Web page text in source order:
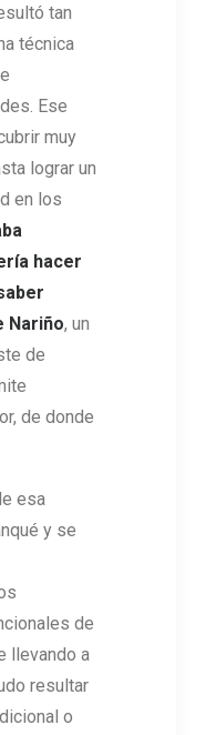
tan
técnica
Ese
muy
lograr un
en los
hacer
Nariño, un
de
de donde
esa
y se
de
llevando a
resultar
o